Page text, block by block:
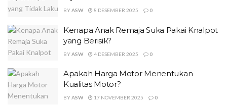
BYASW 8 DESEMBER 2025 0
Kenapa Anak Remaja Suka Pakai Knalpot
yang Berisik?
BYASW 4 DESEMBER 2025 0
Apakah Harga Motor Menentukan
Kualitas Motor?
BYASW 17 NOVEMBER 2025 0